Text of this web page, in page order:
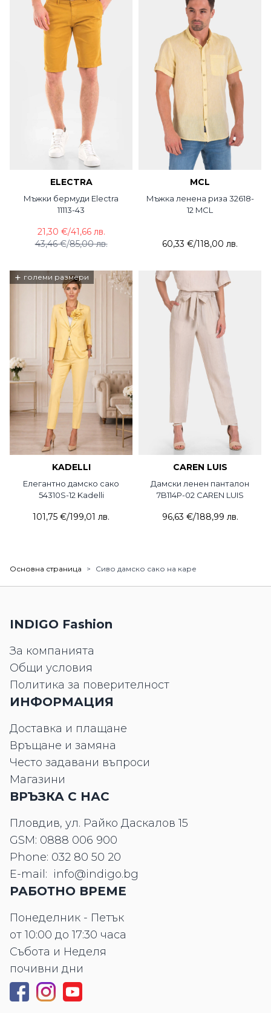
ELECTRA
Мъжки бермуди Electra
11113-43
43,46 €/85,00 лв.
21,30 €/41,66 лв.
MCL
Мъжка ленена риза 32618-
12 MCL
60,33 €/118,00 лв.
+ големи размери
KADELLI
Елегантно дамско сако
54310S-12 Kadelli
101,75 €/199,01 лв.
CAREN LUIS
Дамски ленен панталон
7B114P-02 CAREN LUIS
96,63 €/188,99 лв.
Основна страница > Сиво дамско сако на каре
INDIGO Fashion
За компанията
Общи условия
Политика за поверителност
ИНФОРМАЦИЯ
Доставка и плащане
Връщане и замяна
Често задавани въпроси
Магазини
ВРЪЗКА С НАС
Пловдив, ул. Райко Даскалов 15
GSM: 0888 006 900
Phone: 032 80 50 20
E-mail: info@indigo.bg
РАБОТНО ВРЕМЕ
Понеделник - Петък
от 10:00 до 17:30 часа
Събота и Неделя
почивни дни